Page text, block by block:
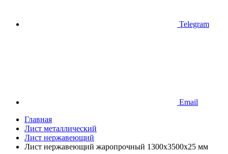
Telegram
Email
Главная
Лист металлический
Лист нержавеющий
Лист нержавеющий жаропрочный 1300х3500х25 мм